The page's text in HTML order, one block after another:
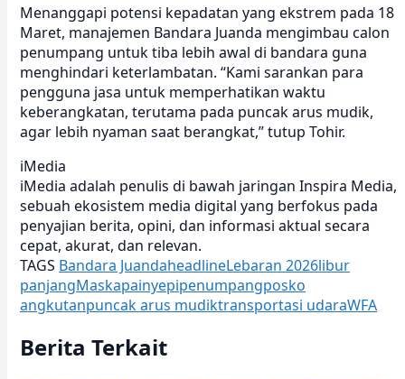
Menanggapi potensi kepadatan yang ekstrem pada 18
Maret, manajemen Bandara Juanda mengimbau calon
penumpang untuk tiba lebih awal di bandara guna
menghindari keterlambatan. “Kami sarankan para
pengguna jasa untuk memperhatikan waktu
keberangkatan, terutama pada puncak arus mudik,
agar lebih nyaman saat berangkat,” tutup Tohir.
iMedia
iMedia adalah penulis di bawah jaringan Inspira Media,
sebuah ekosistem media digital yang berfokus pada
penyajian berita, opini, dan informasi aktual secara
cepat, akurat, dan relevan.
TAGS Bandara JuandaheadlineLebaran 2026libur
panjangMaskapainyepipenumpangposko
angkutanpuncak arus mudiktransportasi udaraWFA
Berita Terkait